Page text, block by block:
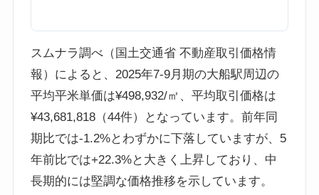
スムナラ調べ（国土交通省 不動産取引価格情
報）によると、2025年7-9月期の大船駅周辺の
平均平米単価は¥498,932/㎡、平均取引価格は
¥43,681,818（44件）となっています。前年同
期比では-1.2%とわずかに下落していますが、5
年前比では+22.3%と大きく上昇しており、中
長期的には堅調な価格推移を示しています。